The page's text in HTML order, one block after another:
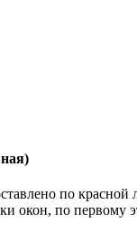
по красной
окон, по первому